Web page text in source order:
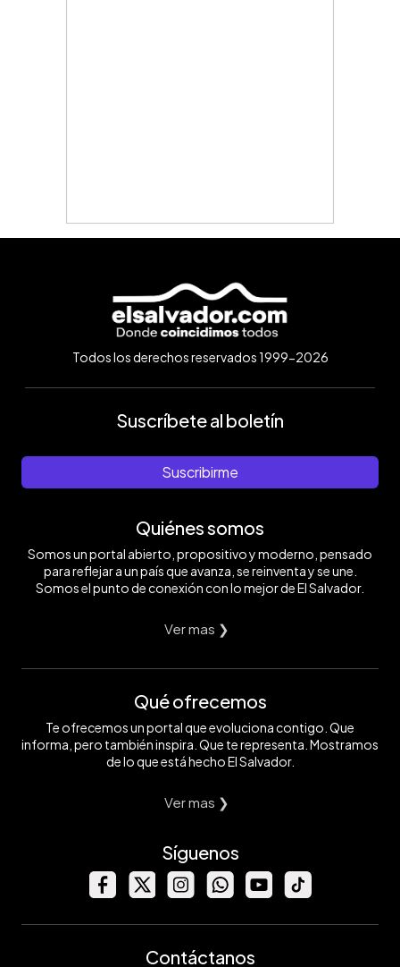
Todos los derechos reservados 1999-2026
Suscríbete al boletín
Suscribirme
Quiénes somos
Somos un portal abierto, propositivo y moderno, pensado
para reflejar a un país que avanza, se reinventa y se une.
Somos el punto de conexión con lo mejor de El Salvador.
Ver mas ❯
Qué ofrecemos
Te ofrecemos un portal que evoluciona contigo. Que
informa, pero también inspira. Que te representa. Mostramos
de lo que está hecho El Salvador.
Ver mas ❯
Síguenos
Contáctanos